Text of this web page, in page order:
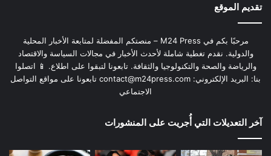
تقديم الموقع
مرحبًا بكم في M24 Press – منصتكم المفضلة لمتابعة الأخبار المحلية
والدولية. نقدم تغطية شاملة لأحدث الأخبار في مجالات السياسة والاقتصاد
والرياضة والصحة والتكنولوجيا والثقافة. تابعونا لتبقوا على اطلاع. 📱 اتصلوا
بنا: البريد الإلكتروني: contact@m24press.com تابعونا على مواقع التواصل
الاجتماعي
آخر التعديلات التي أُجريت على المنشورات